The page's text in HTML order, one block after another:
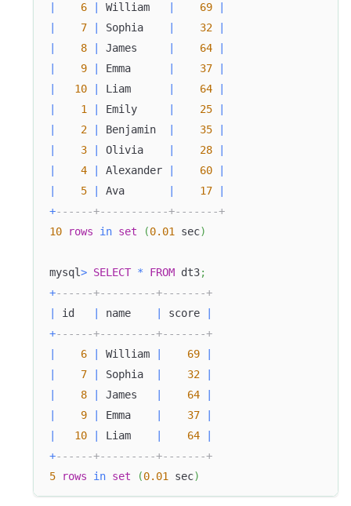
6 William 69
7 Sophia 32
8 James 64
9 Emma 37
10 Liam 64
1 Emily 25
2 Benjamin 35
3 Olivia 28
4 Alexander 60
5 Ava 17
+------+-----------+-------+
10
rows in set (0.01 sec)
mysql> SELECT * FROM dt3;
+------+---------+-------+
id name score
+------+---------+-------+
6 William 69
7 Sophia 32
8 James 64
9 Emma 37
10 Liam 64
+------+---------+-------+
5
rows in set (0.01 sec)